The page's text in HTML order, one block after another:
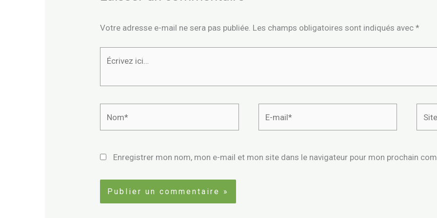
Votre adresse e-mail ne sera pas publiée. Les champs obligatoires sont indiqués avec*
Enregistrer mon nom, mon e-mail et mon site dans le navigateur pour mon prochain